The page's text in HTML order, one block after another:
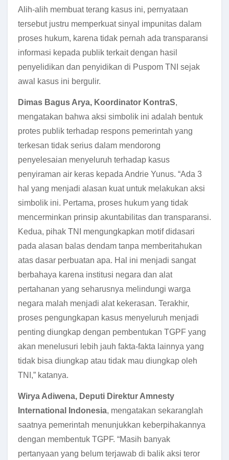
Alih-alih membuat terang kasus ini, pernyataan
tersebut justru memperkuat sinyal impunitas dalam
proses hukum, karena tidak pernah ada transparansi
informasi kepada publik terkait dengan hasil
penyelidikan dan penyidikan di Puspom TNI sejak
awal kasus ini bergulir.
Dimas Bagus Arya, Koordinator KontraS,
mengatakan bahwa aksi simbolik ini adalah bentuk
protes publik terhadap respons pemerintah yang
terkesan tidak serius dalam mendorong
penyelesaian menyeluruh terhadap kasus
penyiraman air keras kepada Andrie Yunus. “Ada 3
hal yang menjadi alasan kuat untuk melakukan aksi
simbolik ini. Pertama, proses hukum yang tidak
mencerminkan prinsip akuntabilitas dan transparansi.
Kedua, pihak TNI mengungkapkan motif didasari
pada alasan balas dendam tanpa memberitahukan
atas dasar perbuatan apa. Hal ini menjadi sangat
berbahaya karena institusi negara dan alat
pertahanan yang seharusnya melindungi warga
negara malah menjadi alat kekerasan. Terakhir,
proses pengungkapan kasus menyeluruh menjadi
penting diungkap dengan pembentukan TGPF yang
akan menelusuri lebih jauh fakta-fakta lainnya yang
tidak bisa diungkap atau tidak mau diungkap oleh
TNI,” katanya.
Wirya Adiwena, Deputi Direktur Amnesty
International Indonesia, mengatakan sekaranglah
saatnya pemerintah menunjukkan keberpihakannya
dengan membentuk TGPF. “Masih banyak
pertanyaan yang belum terjawab di balik aksi teror